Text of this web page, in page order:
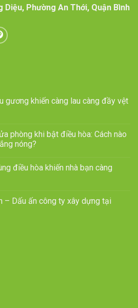
Diệu, Phường An Thới, Quận Bình
gương khiến càng lau càng đầy vệt
phòng khi bật điều hòa: Cách nào
nóng?
điều hòa khiến nhà bạn càng
– Dấu ấn công ty xây dựng tại